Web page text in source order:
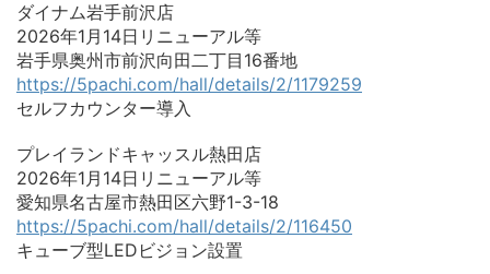
ダイナム岩手前沢店
2026年1月14日リニューアル等
岩手県奥州市前沢向田二丁目16番地
https://5pachi.com/hall/details/2/1179259
セルフカウンター導入
プレイランドキャッスル熱田店
2026年1月14日リニューアル等
愛知県名古屋市熱田区六野1-3-18
https://5pachi.com/hall/details/2/116450
キューブ型LEDビジョン設置